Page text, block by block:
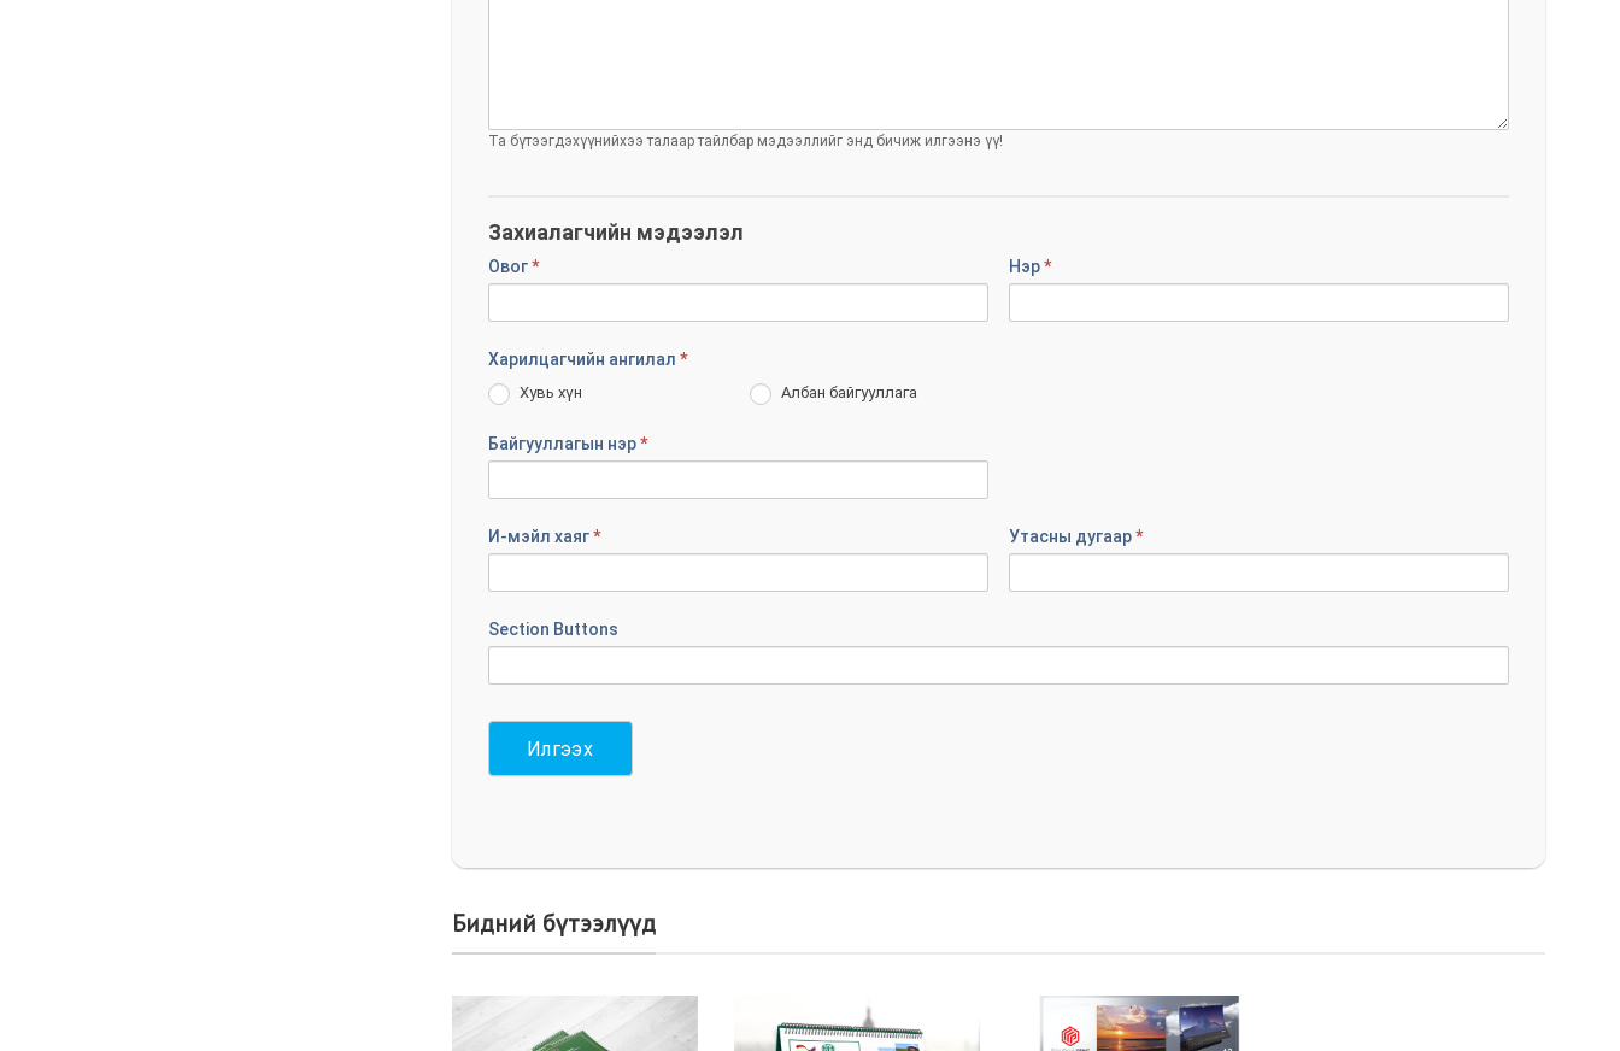
Та бүтээгдэхүүнийхээ талаар тайлбар мэдээллийг энд бичиж илгээнэ үү!
Захиалагчийн мэдээлэл
Овог* Нэр*
Харилцагчийн ангилал *
Хувь хүн Албан байгууллага
Байгууллагын нэр*
И-мэйл хаяг* Утасны дугаар*
Section Buttons
Илгээх
Бидний бүтээлүүд